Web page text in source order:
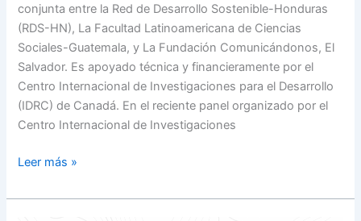
conjunta entre la Red de Desarrollo Sostenible-Honduras
(RDS-HN), La Facultad Latinoamericana de Ciencias
Sociales-Guatemala, y La Fundación Comunicándonos, El
Salvador. Es apoyado técnica y financieramente por el
Centro Internacional de Investigaciones para el Desarrollo
(IDRC) de Canadá. En el reciente panel organizado por el
Centro Internacional de Investigaciones
Leer más »